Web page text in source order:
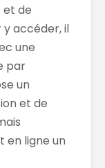
et de
y accéder, il
une
par
un
et de
ligne un